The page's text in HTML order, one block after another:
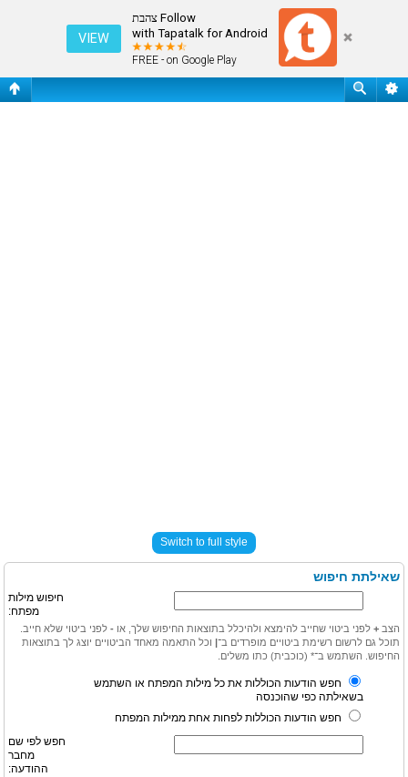
Follow צהבת
with Tapatalk for Android
FREE - on Google Play
VIEW
חיפוש
Switch to full style
שאילתת חיפוש
חיפוש מילות
מפתח:
הצב + לפני ביטוי שחייב להימצא ולהיכלל בתוצאות החיפוש שלך, או - לפני ביטוי שלא חייב.
תוכל גם לרשום רשימת ביטויים מופרדים ב־ וכל התאמה מאחד הביטויים יוצג לך בתוצאות
החיפוש. השתמש ב־* (כוכבית) כתו משלים.
חפש הודעות הכוללות את כל מילות המפתח או השתמש
בשאילתה כפי שהוכנסה
חפש הודעות הכוללות לפחות אחת ממילות המפתח
חפש לפי שם
מחבר
ההודעה: